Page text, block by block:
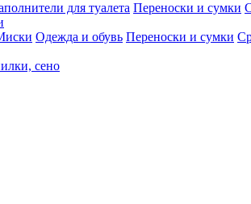
для туалета Переноски и сумки
Одежда и обувь Переноски и сумки
сено